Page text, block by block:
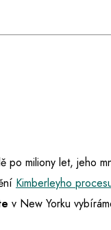
miliony let, jeho
Kimberleyho
v New Yorku